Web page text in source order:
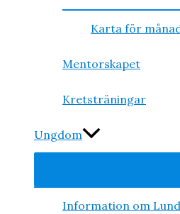
Karta för
Mentorskapet
Kretsträningar
Ungdom
Information om